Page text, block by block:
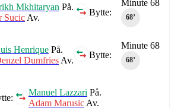
Minute 68
68‎’‎
Bytte:
Mkhitaryan På.
Sucic Av.
Minute 68
68‎’‎
Bytte:
Henrique På.
Dumfries Av.
Manuel Lazzari På.
Adam Marusic Av.